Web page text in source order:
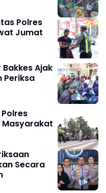
Polres
Jumat
Ajak
Periksa
Masyarakat
Secara